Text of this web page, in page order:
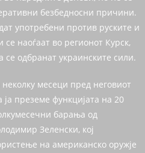
безбедносни причини.
употребени против руските и
се наоѓаат во регионот Курск,
се одбранат украинските сили.
месеци пред неговиот
преземе функцијата на 20
барања од
Зеленски, кој
на американско оружје